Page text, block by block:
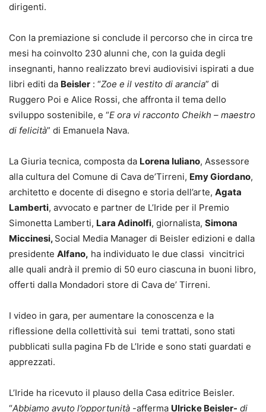
dirigenti.
Con la premiazione si conclude il percorso che in circa tre
mesi ha coinvolto 230 alunni che, con la guida degli
insegnanti, hanno realizzato brevi audiovisivi ispirati a due
libri editi da Beisler : “Zoe e il vestito di arancia” di
Ruggero Poi e Alice Rossi, che affronta il tema dello
sviluppo sostenibile, e “E ora vi racconto Cheikh – maestro
di felicità” di Emanuela Nava.
La Giuria tecnica, composta da Lorena Iuliano, Assessore
alla cultura del Comune di Cava de’Tirreni, Emy Giordano,
architetto e docente di disegno e storia dell’arte, Agata
Lamberti, avvocato e partner de L’Iride per il Premio
Simonetta Lamberti, Lara Adinolfi, giornalista, Simona
Miccinesi, Social Media Manager di Beisler edizioni e dalla
presidente Alfano, ha individuato le due classi vincitrici
alle quali andrà il premio di 50 euro ciascuna in buoni libro,
offerti dalla Mondadori store di Cava de’ Tirreni.
I video in gara, per aumentare la conoscenza e la
riflessione della collettività sui temi trattati, sono stati
pubblicati sulla pagina Fb de L’Iride e sono stati guardati e
apprezzati.
L’Iride ha ricevuto il plauso della Casa editrice Beisler.
“Abbiamo avuto l’opportunità -afferma Ulricke Beisler- di